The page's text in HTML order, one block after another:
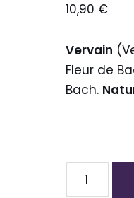
10,90 €
Vervain
Fleur de
Bach.